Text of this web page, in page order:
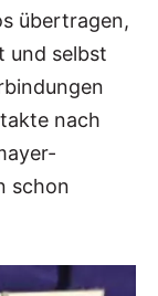
übertragen,
und selbst
nach
schon